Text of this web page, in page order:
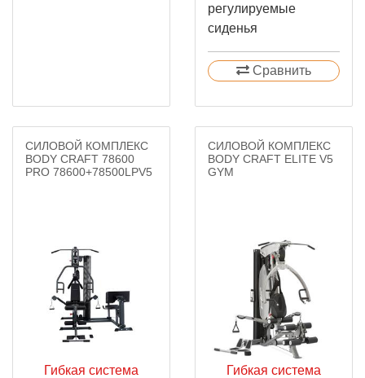
регулируемые
сиденья
Сравнить
СИЛОВОЙ КОМПЛЕКС
BODY CRAFT 78600
PRO 78600+78500LPV5
Гибкая система
СИЛОВОЙ КОМПЛЕКС
BODY CRAFT ELITE V5
GYM
Гибкая система